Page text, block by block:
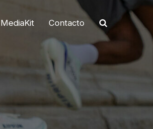
MediaKit Contacto